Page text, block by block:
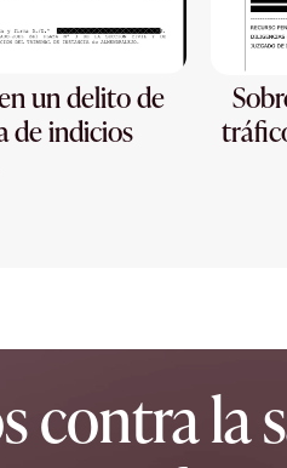
un delito de
de indicios
contra la